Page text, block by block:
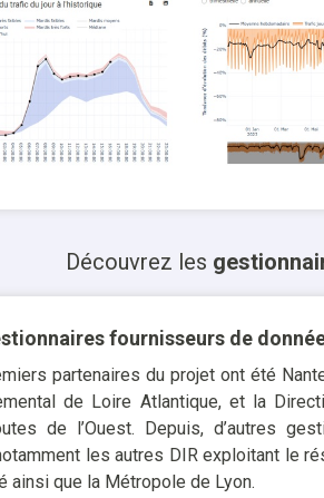
Découvrez les
fournisseurs de
partenaires du projet ont été
de Loire Atlantique, et la
de l’Ouest. Depuis, d’autres
les autres DIR exploitant le
ainsi que la Métropole de Lyon.